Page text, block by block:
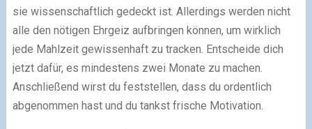
sie wissenschaftlich gedeckt ist. Allerdings werden nicht
alle den nötigen Ehrgeiz aufbringen können, um wirklich
jede Mahlzeit gewissenhaft zu tracken. Entscheide dich
jetzt dafür, es mindestens zwei Monate zu machen.
Anschließend wirst du feststellen, dass du ordentlich
abgenommen hast und du tankst frische Motivation.